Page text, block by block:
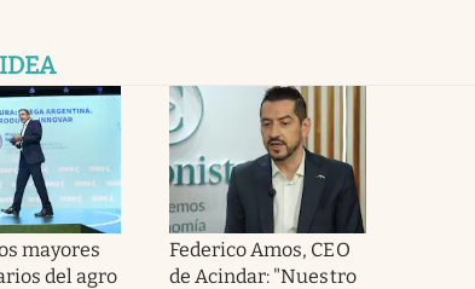
mayores
del agro
Federico Amos, CEO
de Acindar: "Nuestro